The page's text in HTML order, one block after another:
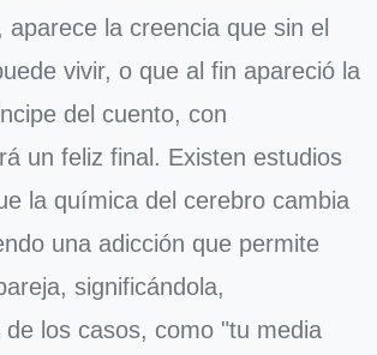
aparece la creencia que sin el
vivir, o que al fin apareció la
del cuento, con
un feliz final. Existen estudios
la química del cerebro cambia
una adicción que permite
significándola,
los casos, como "tu media